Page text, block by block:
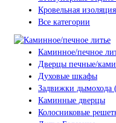
Кровельная
Все категории
Каминное/печное
Дверцы печные/
Духовые шкафы
Задвижки дымохода
Каминные дверцы
Колосниковые